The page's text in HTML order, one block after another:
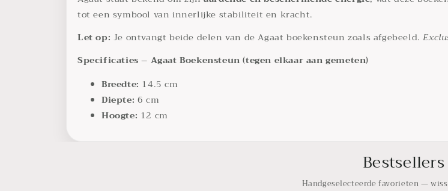
tot een symbool van innerlijke stabiliteit en kracht.
Let op: Je ontvangt beide delen van de Agaat boekensteun zoals afgebeeld.
Specificaties – Agaat Boekensteun (tegen elkaar aan gemeten)
Breedte: 14.5 cm
Diepte: 6 cm
Hoogte: 12 cm
Bestsellers
Handgeselecteerde favorieten —